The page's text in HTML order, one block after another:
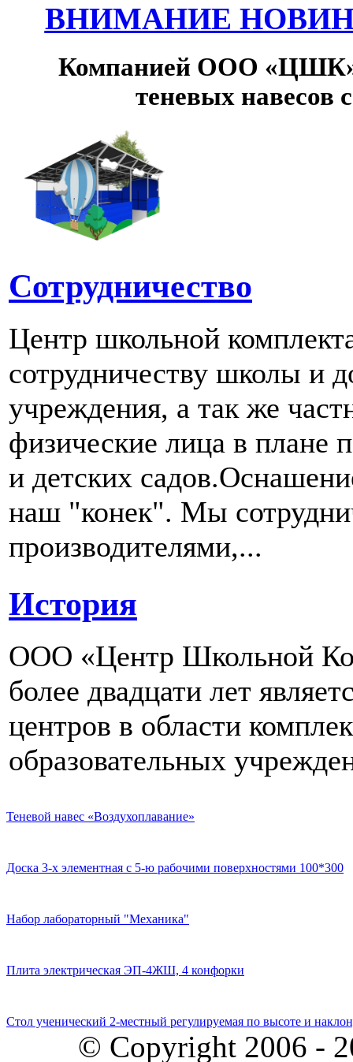
ВНИМАНИЕ
Компанией ООО «ЦШК»
теневых навесов
Сотрудничество
Центр школьной
сотрудничеству школы и
учреждения, а так же
физические лица в плане
и детских
наш "конек". Мы
производителями,...
История
ООО «Центр Школьной
более двадцати лет
центров в области
образовательных
Теневой навес «Воздухоплавание»
Доска 3-х элементная с 5-ю рабочими поверхностями 100*300
Набор лабораторный "Механика"
Плита электрическая ЭП-4ЖШ, 4 конфорки
Стол ученический 2-местный регулируемая по высоте и
© Copyright 2006 -